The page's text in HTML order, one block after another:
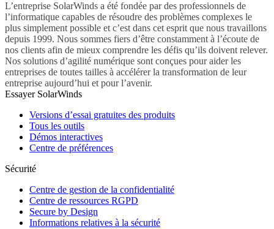
L’entreprise SolarWinds a été fondée par des professionnels de
l’informatique capables de résoudre des problèmes complexes le
plus simplement possible et c’est dans cet esprit que nous travaillons
depuis 1999. Nous sommes fiers d’être constamment à l’écoute de
nos clients afin de mieux comprendre les défis qu’ils doivent relever.
Nos solutions d’agilité numérique sont conçues pour aider les
entreprises de toutes tailles à accélérer la transformation de leur
entreprise aujourd’hui et pour l’avenir.
Essayer SolarWinds
Versions d’essai gratuites des produits
Tous les outils
Démos interactives
Centre de préférences
Sécurité
Centre de gestion de la confidentialité
Centre de ressources RGPD
Secure by Design
Informations relatives à la sécurité